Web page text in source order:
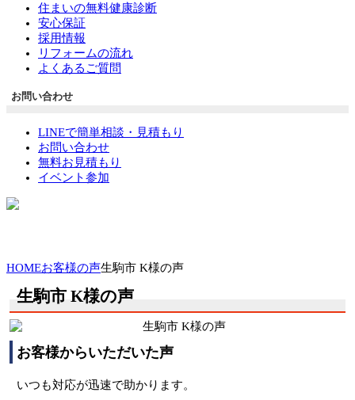
住まいの無料健康診断
安心保証
採用情報
リフォームの流れ
よくあるご質問
お問い合わせ
LINEで簡単相談・見積もり
お問い合わせ
無料お見積もり
イベント参加
HOMEお客様の声生駒市 K様の声
生駒市 K様の声
お客様からいただいた声
いつも対応が迅速で助かります。